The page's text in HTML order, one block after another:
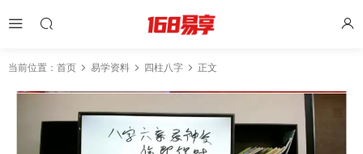
当前位置： 首页 易学资料 四柱八字 正文